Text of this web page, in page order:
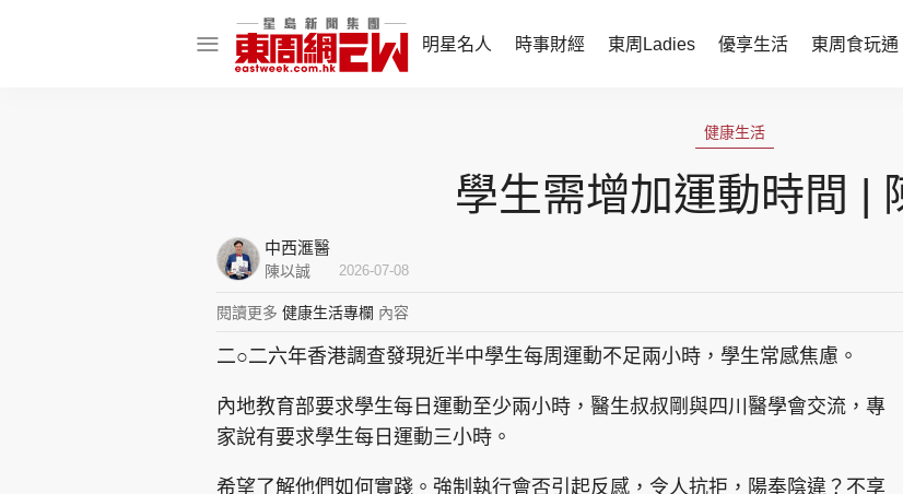
明星名人 時事財經 東周Ladies 優享生活 東周食玩通
東姑熱話
時事直擊
財經智庫
東周Ladies
談情說性
時尚生活
東周食玩通
樂在灣區
飲食玩樂
會員活動
東周JETSO
玄學靈異
東勝運程
神機妙算 李丞責
健康生活
學生需增加運動時間 |
中西滙醫
陳以誠 2026-07-08
閱讀更多 健康生活專欄 內容
二○二六年香港調查發現近半中學生每周運動不足兩小時，學生常感焦慮。
內地教育部要求學生每日運動至少兩小時，醫生叔叔剛與四川醫學會交流，專
家說有要求學生每日運動三小時。
希望了解他們如何實踐。強制執行會否引起反感，令人抗拒，陽奉陰違？不享